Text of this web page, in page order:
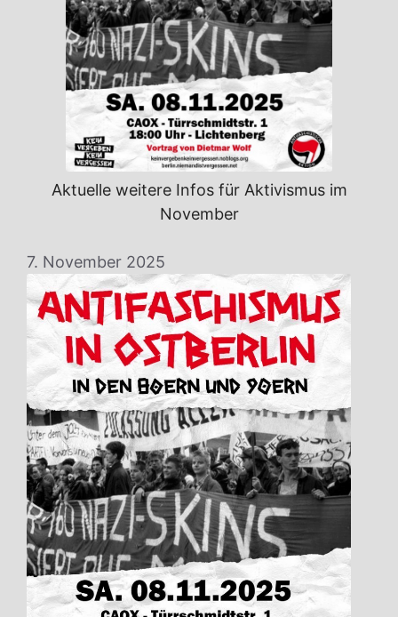
Aktuelle weitere Infos für Aktivismus im
November
7. November 2025